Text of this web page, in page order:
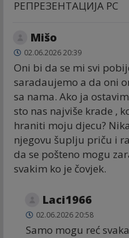
РЕПРЕЗЕНТАЦИЈА РС
Mišo
02.06.2026 20:39
Oni bi da se mi svi
saradaujemo a da oni
sa nama. Ako ja
sto nas najviše krade ,
hraniti moju djecu?
njegovu šuplju priču i
da se pošteno mogu
svakim ko je čovjek.
Laci1966
02.06.2026 20:58
Samo mogu reć